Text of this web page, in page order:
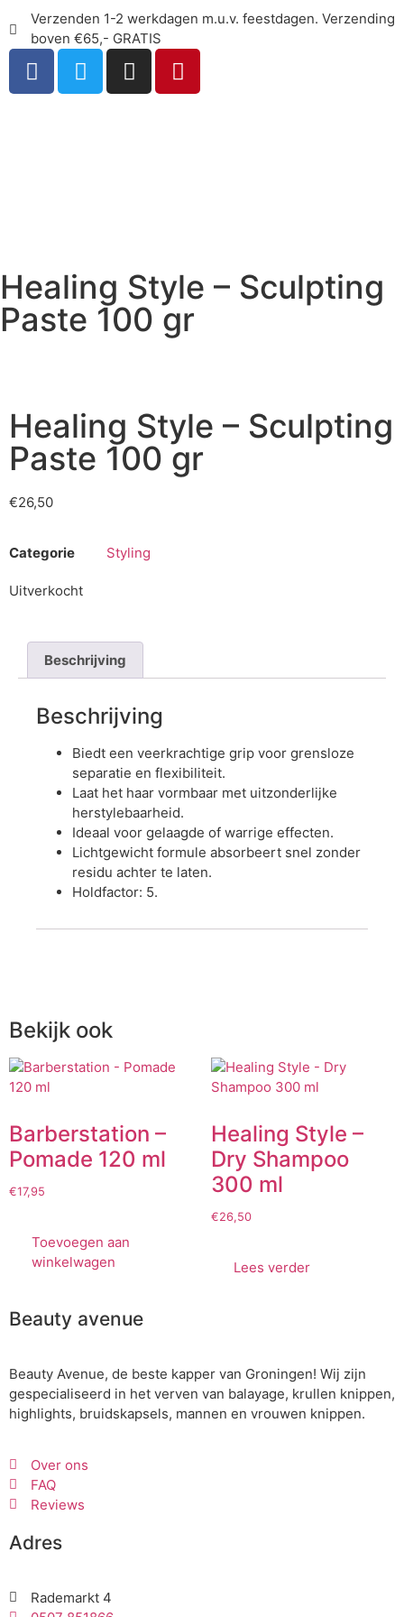
Verzenden 1-2 werkdagen m.u.v. feestdagen. Verzending
boven €65,- GRATIS
Healing Style – Sculpting
Paste 100 gr
Healing Style – Sculpting
Paste 100 gr
€26,50
Categorie Styling
Uitverkocht
Beschrijving
Beschrijving
Biedt een veerkrachtige grip voor grensloze
separatie en flexibiliteit.
Laat het haar vormbaar met uitzonderlijke
herstylebaarheid.
Ideaal voor gelaagde of warrige effecten.
Lichtgewicht formule absorbeert snel zonder
residu achter te laten.
Holdfactor: 5.
Bekijk ook
Barberstation –
Pomade 120 ml
€17,95
Toevoegen aan
winkelwagen
Healing Style –
Dry Shampoo
300 ml
€26,50
Lees verder
Beauty avenue
Beauty Avenue, de beste kapper van Groningen! Wij zijn
gespecialiseerd in het verven van balayage, krullen knippen,
highlights, bruidskapsels, mannen en vrouwen knippen.
Over ons
FAQ
Reviews
Adres
Rademarkt 4